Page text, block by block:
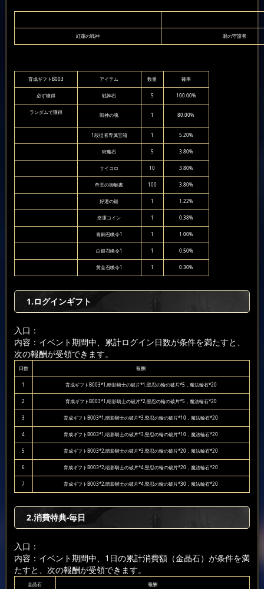
紅蓮の戦神 眼の守護者
育成ギフトB003 アイテム 数量 確率
必ず獲得 戦神石 5 100.00%
ランダムで獲得 戦神の魂 1 80.00%
1段従者専属宝箱 1 5.20%
狩魔石 5 3.80%
サイコロ 10 3.80%
帝王の御触書 100 3.80%
好運の鎚 1 1.22%
幸運コイン 1 0.38%
青銅召喚令1 1 1.00%
白銀召喚令1 1 0.50%
黄金召喚令1 1 0.30%
1.ログインギフト
入口：
内容：イベント期間中、累計ログイン日数が条件を満たすと、
次の報酬が受領できます。
日数 報酬
1 育成ギフトB003*1,暗影騎士の破片*1,堅忍の輪の破片*5，魔法輪石*20
2 育成ギフトB003*1,暗影騎士の破片*2,堅忍の輪の破片*5，魔法輪石*20
3 育成ギフトB003*1,暗影騎士の破片*3,堅忍の輪の破片*10，魔法輪石*20
4 育成ギフトB003*1,暗影騎士の破片*3,堅忍の輪の破片*10，魔法輪石*20
5 育成ギフトB003*2,暗影騎士の破片*3,堅忍の輪の破片*20，魔法輪石*20
6 育成ギフトB003*2,暗影騎士の破片*4,堅忍の輪の破片*20，魔法輪石*20
7 育成ギフトB003*2,暗影騎士の破片*4,堅忍の輪の破片*30，魔法輪石*20
2.消費特典-毎日
入口：
内容：イベント期間中、1日の累計消費額（金晶石）が条件を満
たすと、次の報酬が受領できます。
金晶石 報酬